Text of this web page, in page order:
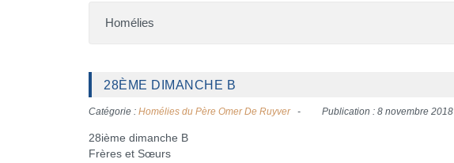
Homélies
28ÈME DIMANCHE B
Catégorie : Homélies du Père Omer De Ruyver Publication : 8 novembre 2018
28ième dimanche B
Frères et Sœurs